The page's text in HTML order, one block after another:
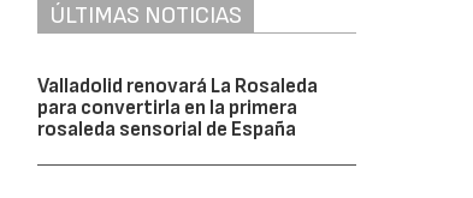
ÚLTIMAS NOTICIAS
Valladolid renovará La Rosaleda
para convertirla en la primera
rosaleda sensorial de España